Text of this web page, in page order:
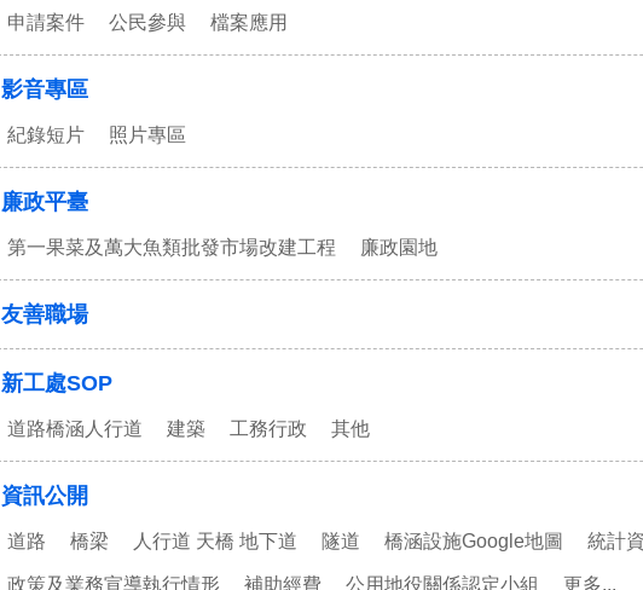
申請案件 公民參與 檔案應用
影音專區
紀錄短片 照片專區
廉政平臺
第一果菜及萬大魚類批發市場改建工程 廉政園地
友善職場
新工處SOP
道路橋涵人行道 建築 工務行政 其他
資訊公開
道路 橋梁 人行道 天橋 地下道 隧道 橋涵設施Google地圖 統計
政策及業務宣導執行情形 補助經費 公用地役關係認定小組 更多...